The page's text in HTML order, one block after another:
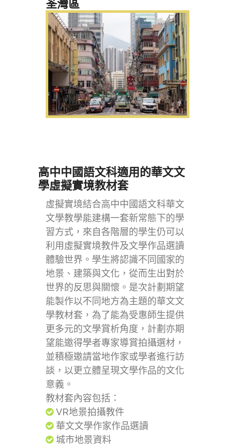
荃灣區
高中中國語文科適用的華文文
學虛擬實境教材套
虛擬實境結合高中中國語文科華文
文學教學能建構一套新常態下的學
習方式，來自各階層的學生仍可以
利用虛擬實境教件及文學作品選讀
體驗世界。學生將認識不同國家的
地景、建築與文化，從而生出對於
世界的反思與關懷。是次計劃期望
能製作以不同地方為主題的華文文
學教材套，為了能為受惠師生提供
更多元的文學賞析角度，計劃亦期
望能邀得學者專家導賞拍攝選材，
並積極邀請當地作家或學者進行訪
談，以更立體呈現文學作品的文化
意義。
教材套內容包括：
VR地景拍攝教件
華文文學作家作品選讀
城市地景資料